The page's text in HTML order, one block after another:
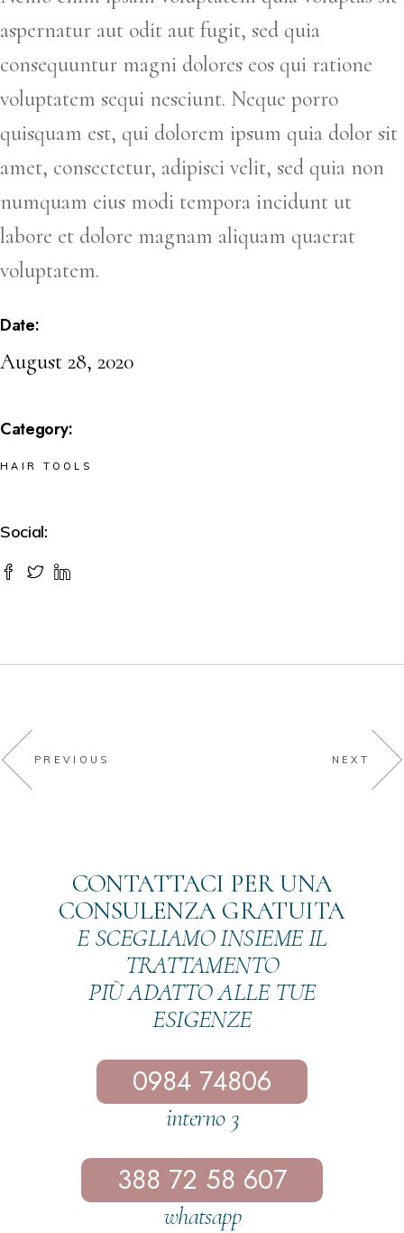
aspernatur aut odit aut fugit, sed quia
consequuntur magni dolores eos qui ratione
voluptatem sequi nesciunt. Neque porro
quisquam est, qui dolorem ipsum quia dolor sit
amet, consectetur, adipisci velit, sed quia non
numquam eius modi tempora incidunt ut
labore et dolore magnam aliquam quaerat
voluptatem.
Date:
August 28, 2020
Category:
HAIR TOOLS
Social:
PREVIOUS NEXT
CONTATTACI PER UNA
CONSULENZA GRATUITA
E SCEGLIAMO INSIEME IL
TRATTAMENTO
PIÙ ADATTO ALLE TUE
ESIGENZE
0984 74806
interno 3
388 72 58 607
whatsapp